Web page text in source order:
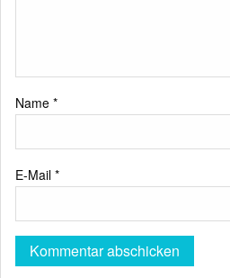
Name *
E-Mail *